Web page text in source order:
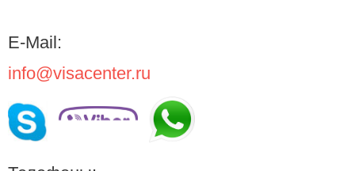
E-Mail:
info@visacenter.ru